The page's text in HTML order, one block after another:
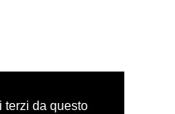
terzi da questo
Policy